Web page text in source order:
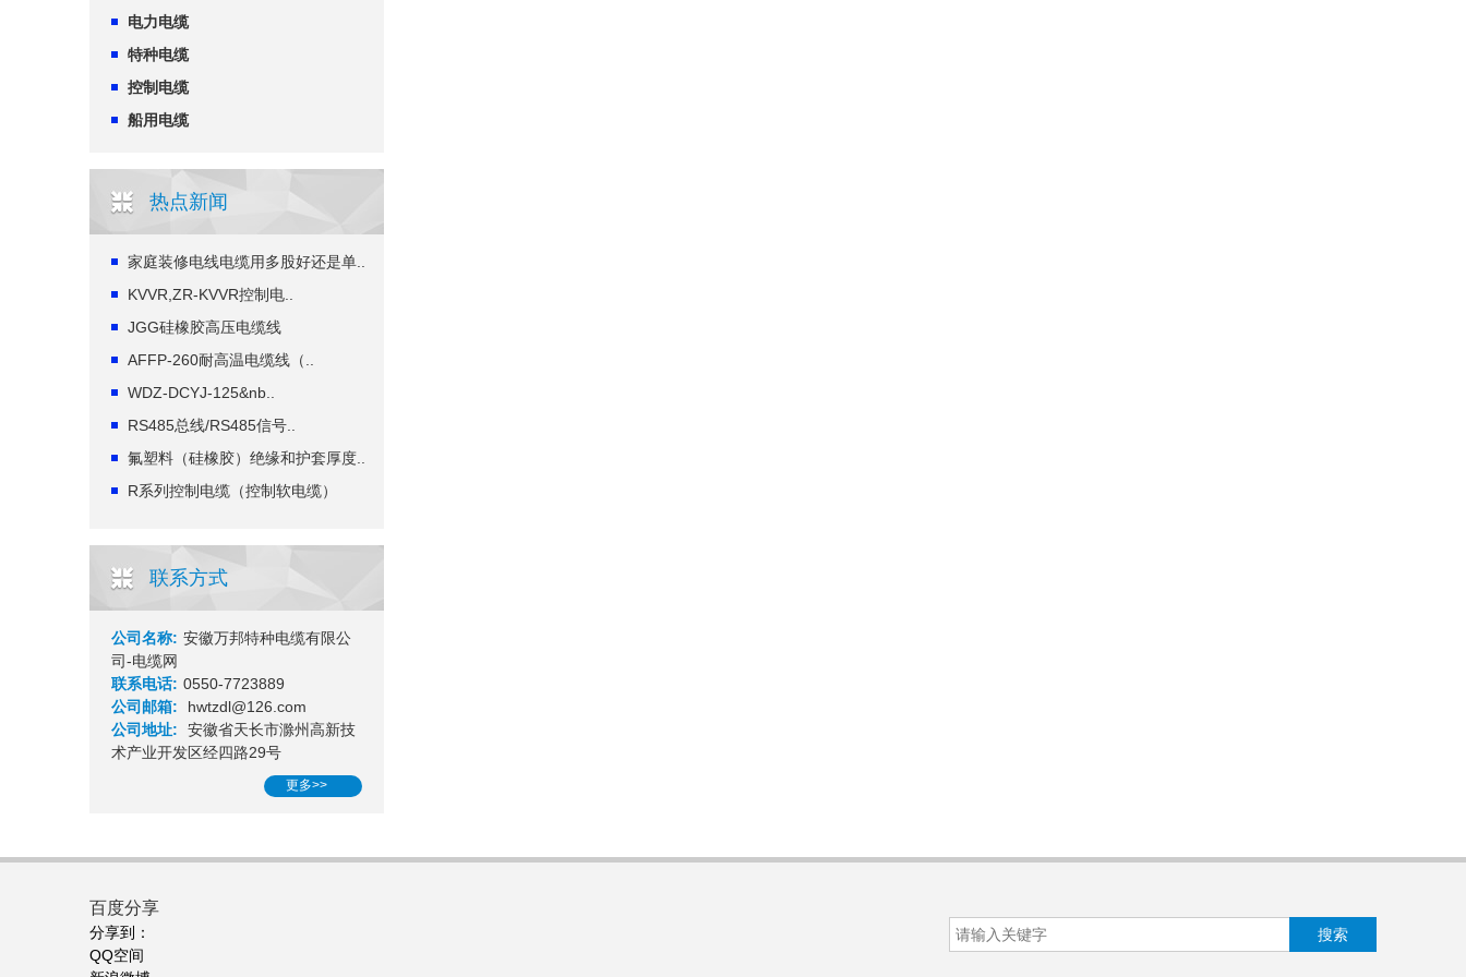
电力电缆
特种电缆
控制电缆
船用电缆
热点新闻
家庭装修电线电缆用多股好还是单..
KVVR,ZR-KVVR控制电..
JGG硅橡胶高压电缆线
AFFP-260耐高温电缆线（..
WDZ-DCYJ-125&nb..
RS485总线/RS485信号..
氟塑料（硅橡胶）绝缘和护套厚度..
R系列控制电缆（控制软电缆）
联系方式
公司名称: 安徽万邦特种电缆有限公
司-电缆网
联系电话: 0550-7723889
公司邮箱:
hwtzdl@126.com
公司地址:
安徽省天长市滁州高新技
术产业开发区经四路29号
更多>>
百度分享
分享到：
QQ空间